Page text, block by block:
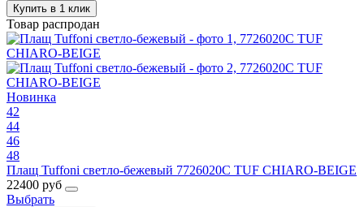
Купить в 1 клик
Товар распродан
Новинка
42
44
46
48
Плащ Tuffoni светло-бежевый 7726020C TUF CHIARO-BEIGE
22400 руб
Выбрать